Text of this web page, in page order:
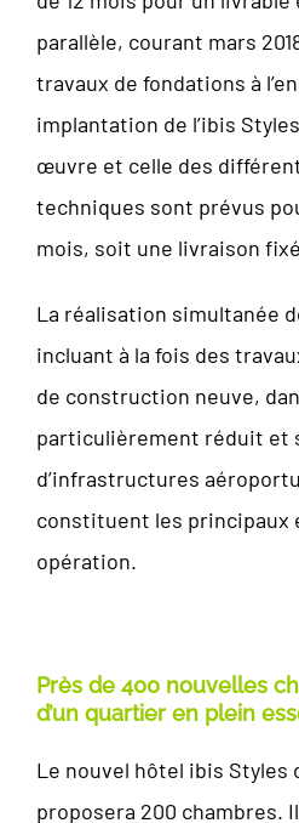
parallèle, courant mars
travaux de fondations à
implantation de l’ibis
œuvre et celle des
techniques sont prévus
mois, soit une livraison
La réalisation simultanée
incluant à la fois des
de construction neuve,
particulièrement réduit et
d’infrastructures
constituent les principaux
opération.
Près de 400 nouvelles
d’un quartier en plein
Le nouvel hôtel ibis Styles
proposera 200 chambres.